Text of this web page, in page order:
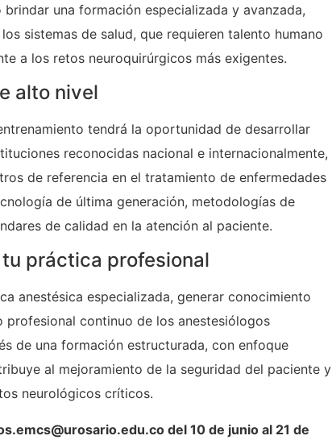
una formación especializada y avanzada,
sistemas de salud, que requieren talento humano
a los retos neuroquirúrgicos más exigentes.
alto nivel
tendrá la oportunidad de desarrollar
reconocidas nacional e internacionalmente,
de referencia en el tratamiento de enfermedades
de última generación, metodologías de
de calidad en la atención al paciente.
práctica profesional
anestésica especializada, generar conocimiento
continuo de los anestesiólogos
de una formación estructurada, con enfoque
al mejoramiento de la seguridad del paciente y
neurológicos críticos.
del 10 de junio al 21 de